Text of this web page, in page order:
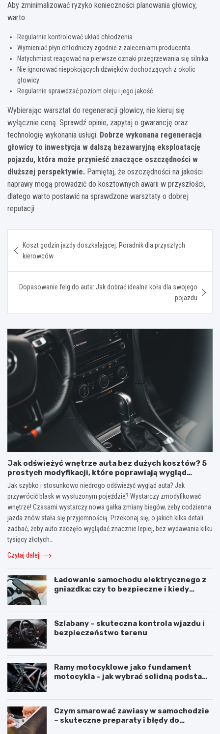
Aby zminimalizować ryzyko konieczności planowania głowicy,
warto:
Regularnie kontrolować układ chłodzenia
Wymieniać płyn chłodniczy zgodnie z zaleceniami producenta
Natychmiast reagować na pierwsze oznaki przegrzewania się silnika
Nie ignorować niepokojących dźwięków dochodzących z okolic
głowicy
Regularnie sprawdzać poziom oleju i jego jakość
Wybierając warsztat do regeneracji głowicy, nie kieruj się
wyłącznie ceną. Sprawdź opinie, zapytaj o gwarancję oraz
technologię wykonania usługi. Dobrze wykonana regeneracja
głowicy to inwestycja w dalszą bezawaryjną eksploatację
pojazdu, która może przynieść znaczące oszczędności w
dłuższej perspektywie. Pamiętaj, że oszczędności na jakości
naprawy mogą prowadzić do kosztownych awarii w przyszłości,
dlatego warto postawić na sprawdzone warsztaty o dobrej
reputacji.
wpisu
Koszt godzin jazdy doszkalającej: Poradnik dla przyszłych
kierowców
Dopasowanie felg do auta: Jak dobrać idealne koła dla swojego
pojazdu
Jak odświeżyć wnętrze auta bez dużych kosztów? 5
prostych modyfikacji, które poprawiają wygląd
kokpitu i lewarka zmiany biegów
Jak szybko i stosunkowo niedrogo odświeżyć wygląd auta? Jak
przywrócić blask w wysłużonym pojeździe? Wystarczy zmodyfikować
wnętrze! Czasami wystarczy nowa gałka zmiany biegów, żeby codzienna
jazda znów stała się przyjemnością. Przekonaj się, o jakich kilka detali
zadbać, żeby auto zaczęło wyglądać znacznie lepiej, bez wydawania kilku
tysięcy złotych…
Czytaj dalej
Ładowanie samochodu elektrycznego z
gniazdka: czy to bezpieczne i kiedy
Szlabany – skuteczna kontrola wjazdu i
bezpieczeństwo terenu
Ramy motocyklowe jako fundament
motocykla – jak wybrać solidną podstawę
Czym smarować zawiasy w samochodzie
– skuteczne preparaty i błędy do